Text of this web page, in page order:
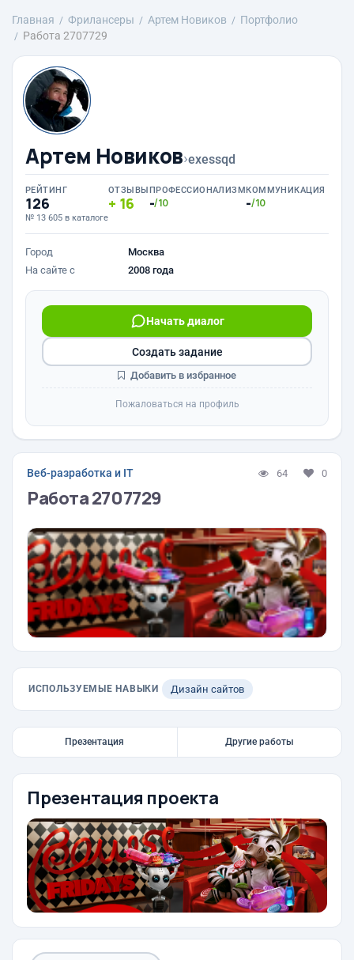
Главная Фрилансеры Артем Новиков
Портфолио
Работа 2707729
Артем Новиков›exessqd
РЕЙТИНГ
126
№ 13 605 в каталоге
ОТЗЫВЫ
16
ПРОФЕССИОНАЛИЗМ
-/10
КОММУНИКАЦИЯ
-/10
Город
Москва
На сайте с
2008 года
Начать диалог
Создать задание
Добавить в избранное
Пожаловаться на профиль
Веб-разработка и IT 64 0
Работа 2707729
ИСПОЛЬЗУЕМЫЕ НАВЫКИ Дизайн сайтов
Презентация Другие работы
Презентация проекта